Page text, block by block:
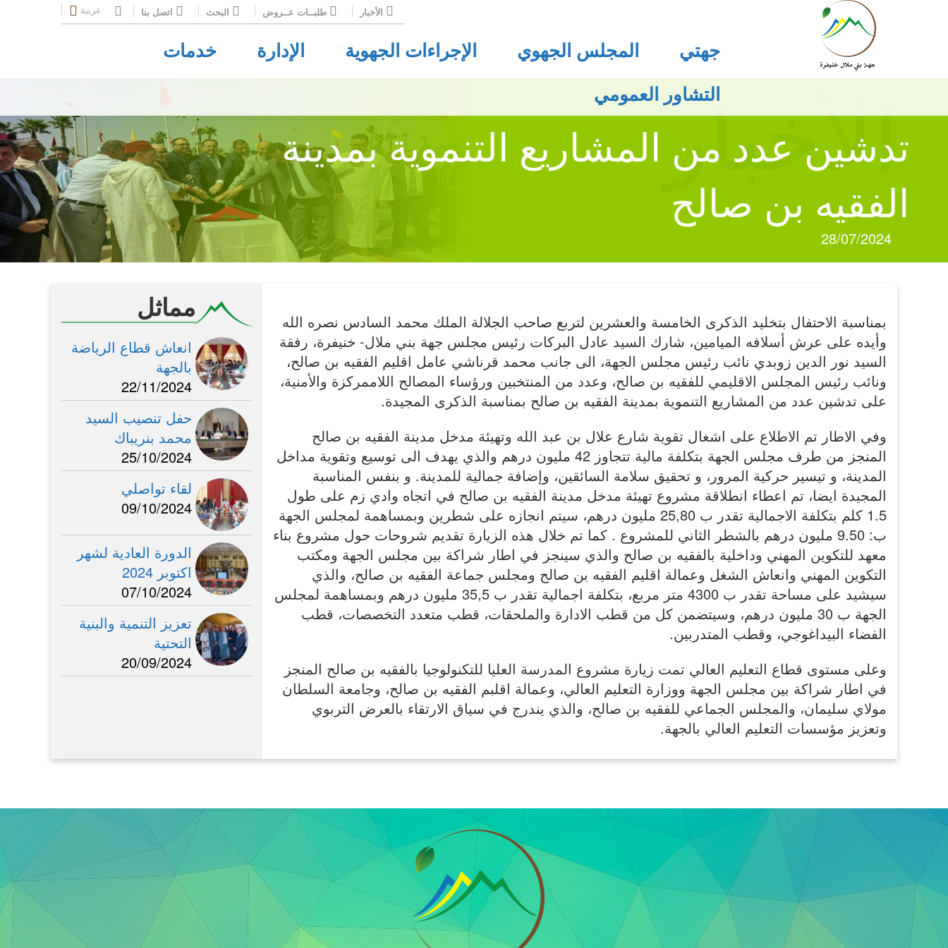
الأخبار طلبــات عــروض البحث اتصل بنا عربية
جهتي المجلس الجهوي الإجراءات الجهوية الإدارة
خدمات
التشاور العموميالأخبار
تدشين عدد من المشاريع التنموية بمدينة
الفقيه بن صالح
28/07/2024
بمناسبة الاحتفال بتخليد الذكرى الخامسة والعشرين لتربع صاحب الجلالة الملك محمد السادس نصره الله
وأيده على عرش أسلافه الميامين، شارك السيد عادل البركات رئيس مجلس جهة بني ملال- خنيفرة، رفقة
السيد نور الدين زوبدي نائب رئيس مجلس الجهة، الى جانب محمد قرناشي عامل اقليم الفقيه بن صالح،
ونائب رئيس المجلس الاقليمي للفقيه بن صالح، وعدد من المنتخبين ورؤساء المصالح اللاممركزة والأمنية،
على تدشين عدد من المشاريع التنموية بمدينة الفقيه بن صالح بمناسبة الذكرى المجيدة.
وفي الاطار تم الاطلاع على اشغال تقوية شارع علال بن عبد الله وتهيئة مدخل مدينة الفقيه بن صالح
المنجز من طرف مجلس الجهة بتكلفة مالية تتجاوز 42 مليون درهم والذي يهدف الى توسيع وتقوية مداخل
المدينة، و تيسير حركية المرور، و تحقيق سلامة السائقين، وإضافة جمالية للمدينة. و بنفس المناسبة
المجيدة ايضا، تم اعطاء انطلاقة مشروع تهيئة مدخل مدينة الفقيه بن صالح في اتجاه وادي زم على طول
1.5 كلم بتكلفة الاجمالية تقدر ب 25,80 مليون درهم، سيتم انجازه على شطرين وبمساهمة لمجلس الجهة
ب: 9.50 مليون درهم بالشطر الثاني للمشروع . كما تم خلال هذه الزيارة تقديم شروحات حول مشروع بناء
معهد للتكوين المهني وداخلية بالفقيه بن صالح والذي سينجز في اطار شراكة بين مجلس الجهة ومكتب
التكوين المهني وانعاش الشغل وعمالة اقليم الفقيه بن صالح ومجلس جماعة الفقيه بن صالح، والذي
سيشيد على مساحة تقدر ب 4300 متر مربع، بتكلفة اجمالية تقدر ب 35,5 مليون درهم وبمساهمة لمجلس
الجهة ب 30 مليون درهم، وسيتضمن كل من قطب الادارة والملحقات، قطب متعدد التخصصات، قطب
الفضاء البيداغوجي، وقطب المتدربين.
وعلى مستوى قطاع التعليم العالي تمت زيارة مشروع المدرسة العليا للتكنولوجيا بالفقيه بن صالح المنجز
في اطار شراكة بين مجلس الجهة ووزارة التعليم العالي، وعمالة اقلبم الفقيه بن صالح، وجامعة السلطان
مولاي سليمان، والمجلس الجماعي للفقيه بن صالح، والذي يندرج في سياق الارتقاء بالعرض التربوي
وتعزيز مؤسسات التعليم العالي بالجهة.
مماثل
انعاش قطاع الرياضة
بالجهة
22/11/2024
حفل تنصيب السيد
محمد بنريباك
25/10/2024
لقاء تواصلي
09/10/2024
الدورة العادية لشهر
اكتوبر 2024
07/10/2024
تعزيز التنمية والبنية
التحتية
20/09/2024